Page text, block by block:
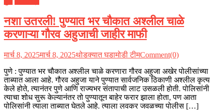
नशा उतरली! पुण्यात भर चौकात अश्लील चाळे
करणाऱ्या गौरव अहुजाची जाहीर माफी
मार्च 8, 2025मार्च 8, 2025थोडक्यात घडामोडी टीमComment(0)
पुणे : पुण्यात भर चौकात अश्लील चाळे करणारा गौरव अहुजा अखेर पोलीसांच्या
ताब्यात आला आहे. गौरव अहुजा याने पुण्यात सार्वजनिक ठिकाणी अश्लील कृत्य
केले होते, त्यानंतर पुणे आणि राज्यभर संतापाची लाट उसळली होती. पोलिसांनी
त्याचा शोध सुरू केल्यानंतर तो पुण्यातून बाहेर फरार झाला होता, पण आता
पोलिसांनी त्याला ताब्यात घेतले आहे. त्याला लवकर जवळच्या पोलीस […]